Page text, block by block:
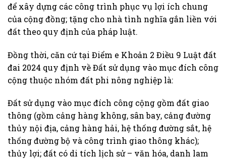
để xây dựng các công trình phục vụ lợi ích chung
của cộng đồng; tặng cho nhà tình nghĩa gắn liền với
đất theo quy định của pháp luật.
Đồng thời, căn cứ tại Điểm e Khoản 2 Điều 9 Luật đất
đai 2024 quy định về Đất sử dụng vào mục đích công
cộng thuộc nhóm đất phi nông nghiệp là:
Đất sử dụng vào mục đích công cộng gồm đất giao
thông (gồm cảng hàng không, sân bay, cảng đường
thủy nội địa, cảng hàng hải, hệ thống đường sắt, hệ
thống đường bộ và công trình giao thông khác);
thủy lợi; đất có di tích lịch sử – văn hóa, danh lam